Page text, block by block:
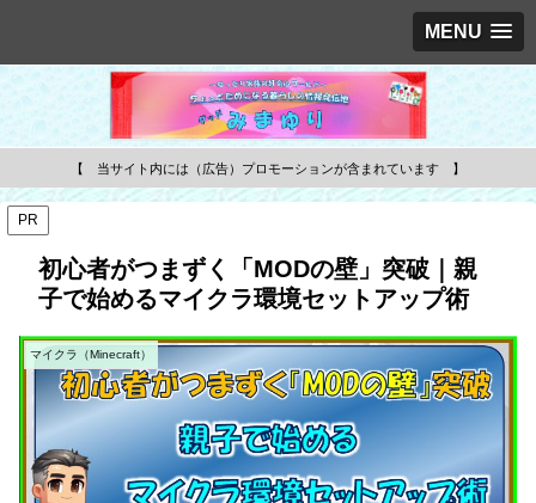
MENU
【 当サイト内には（広告）プロモーションが含まれています 】
PR
初心者がつまずく「MODの壁」突破｜親
子で始めるマイクラ環境セットアップ術
マイクラ（Minecraft）